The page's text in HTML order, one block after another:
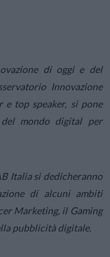
di oggi e del
Innovazione
e top speaker, si pone
mondo digital per
Italia si dedicheranno
di alcuni ambiti
Marketing, il Gaming
pubblicità digitale.